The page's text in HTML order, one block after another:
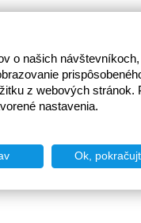
o našich
z webových stránok.
nastavenia.
Ok,